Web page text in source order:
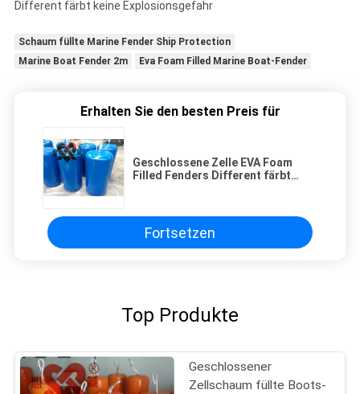
Schaum füllte Marine Fender Ship Protection
Marine Boat Fender 2m
Eva Foam Filled Marine Boat-Fender
Erhalten Sie den besten Preis für
Geschlossene Zelle EVA Foam
Filled Fenders Different färbt
Fortsetzen
Top Produkte
Geschlossener
Zellschaum füllte Boots-